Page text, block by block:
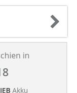
in
Akku